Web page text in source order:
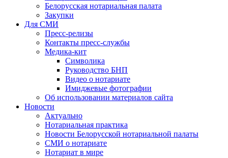
Белорусская нотариальная палата
Закупки
Для СМИ
Пресс-релизы
Контакты пресс-службы
Медика-кит
Символика
Руководство БНП
Видео о нотариате
Имиджевые фотографии
Об использовании материалов сайта
Новости
Актуально
Нотариальная практика
Новости Белорусской нотариальной палаты
СМИ о нотариате
Нотариат в мире